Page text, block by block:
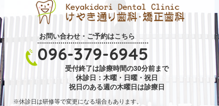
お問い合わせ・ご予約はこちら
096-379-6945
受付終了は診療時間の30分前まで
休診日：木曜・日曜・祝日
祝日のある週の木曜日は診療日
休診日は研修等で変更になる場合もあります。